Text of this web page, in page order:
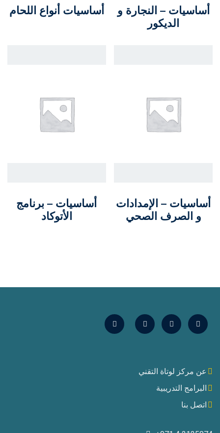
أساسيات – النجارة و
الديكور
أساسيات أنواع اللحام
أساسيات – الإمدادات
و الصرف الصحي
أساسيات – برنامج
الأتوكاد
عن مركز لوتاة التقني
البرامج التدريبية
اتصل بنا